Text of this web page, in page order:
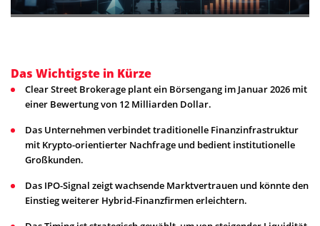
Das Wichtigste in Kürze
Clear Street Brokerage plant ein Börsengang im Januar 2026 mit
einer Bewertung von 12 Milliarden Dollar.
Das Unternehmen verbindet traditionelle Finanzinfrastruktur
mit Krypto-orientierter Nachfrage und bedient institutionelle
Großkunden.
Das IPO-Signal zeigt wachsende Marktvertrauen und könnte den
Einstieg weiterer Hybrid-Finanzfirmen erleichtern.